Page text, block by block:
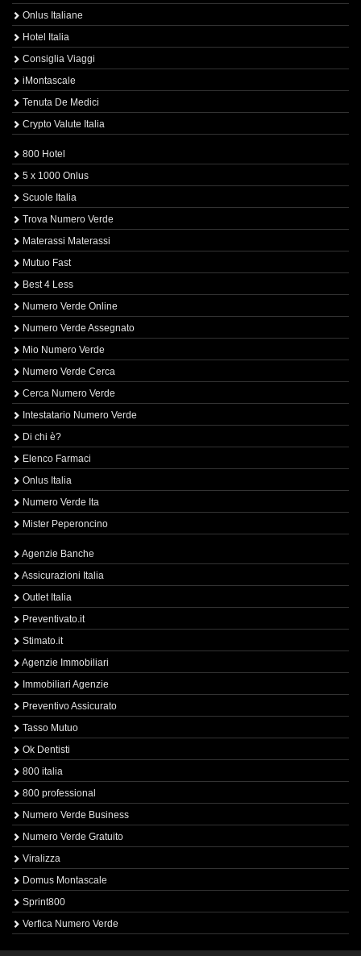
Onlus Italiane
Hotel Italia
Consiglia Viaggi
iMontascale
Tenuta De Medici
Crypto Valute Italia
800 Hotel
5 x 1000 Onlus
Scuole Italia
Trova Numero Verde
Materassi Materassi
Mutuo Fast
Best 4 Less
Numero Verde Online
Numero Verde Assegnato
Mio Numero Verde
Numero Verde Cerca
Cerca Numero Verde
Intestatario Numero Verde
Di chi è?
Elenco Farmaci
Onlus Italia
Numero Verde Ita
Mister Peperoncino
Agenzie Banche
Assicurazioni Italia
Outlet Italia
Preventivato.it
Stimato.it
Agenzie Immobiliari
Immobiliari Agenzie
Preventivo Assicurato
Tasso Mutuo
Ok Dentisti
800 italia
800 professional
Numero Verde Business
Numero Verde Gratuito
Viralizza
Domus Montascale
Sprint800
Verfica Numero Verde